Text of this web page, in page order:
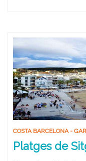
COSTA BARCELONA -
Platges de